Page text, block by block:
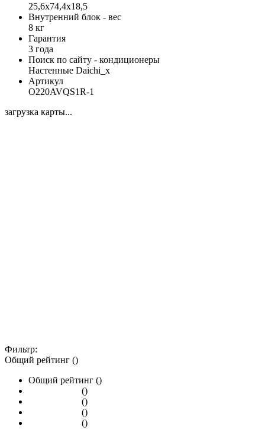
25,6х74,4х18,5
Внутренний блок - вес
8 кг
Гарантия
3 года
Поиск по сайту - кондиционеры
Настенные Daichi_x
Артикул
O220AVQS1R-1
загрузка карты...
Фильтр:
Общий рейтинг ()
Общий рейтинг ()
()
()
()
()